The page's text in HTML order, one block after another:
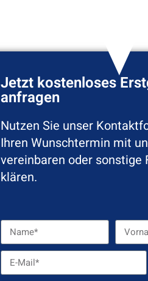
Jetzt kostenloses
anfragen
Nutzen Sie unser
Ihren Wunschtermin mit
vereinbaren oder sonstige
klären.